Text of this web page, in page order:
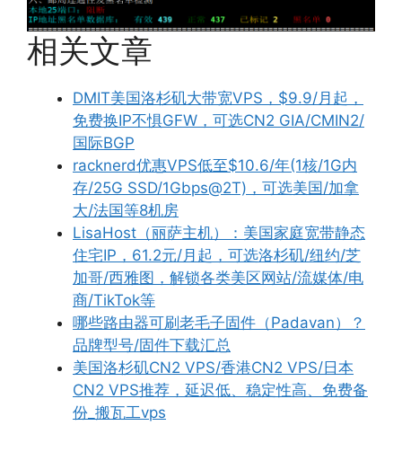
相关文章
DMIT美国洛杉矶大带宽VPS，$9.9/月起，
免费换IP不惧GFW，可选CN2 GIA/CMIN2/
国际BGP
racknerd优惠VPS低至$10.6/年(1核/1G内
存/25G SSD/1Gbps@2T)，可选美国/加拿
大/法国等8机房
LisaHost（丽萨主机）：美国家庭宽带静态
住宅IP，61.2元/月起，可选洛杉矶/纽约/芝
加哥/西雅图，解锁各类美区网站/流媒体/电
商/TikTok等
哪些路由器可刷老毛子固件（Padavan）？
品牌型号/固件下载汇总
美国洛杉矶CN2 VPS/香港CN2 VPS/日本
CN2 VPS推荐，延迟低、稳定性高、免费备
份_搬瓦工vps